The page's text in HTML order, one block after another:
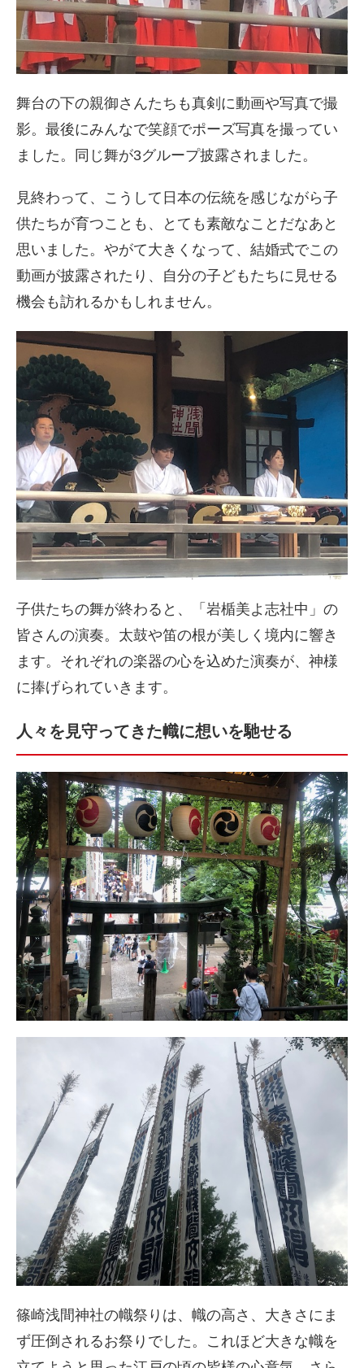
舞台の下の親御さんたちも真剣に動画や写真で撮
影。最後にみんなで笑顔でポーズ写真を撮ってい
ました。同じ舞が3グループ披露されました。
見終わって、こうして日本の伝統を感じながら子
供たちが育つことも、とても素敵なことだなあと
思いました。やがて大きくなって、結婚式でこの
動画が披露されたり、自分の子どもたちに見せる
機会も訪れるかもしれません。
子供たちの舞が終わると、「岩楯美よ志社中」の
皆さんの演奏。太鼓や笛の根が美しく境内に響き
ます。それぞれの楽器の心を込めた演奏が、神様
に捧げられていきます。
人々を見守ってきた幟に想いを馳せる
篠崎浅間神社の幟祭りは、幟の高さ、大きさにま
ず圧倒されるお祭りでした。これほど大きな幟を